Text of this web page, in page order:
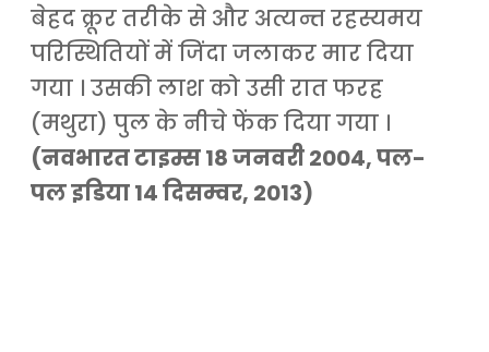
बेहद क्रूर तरीके से और अत्यन्त रहस्यमय
परिस्थितियों में जिंदा जलाकर मार दिया
गया । उसकी लाश को उसी रात फरह
(मथुरा) पुल के नीचे फेंक दिया गया ।
(नवभारत टाइम्स 18 जनवरी 2004, पल-
पल इडिया 14 दिसम्वर, 2013)